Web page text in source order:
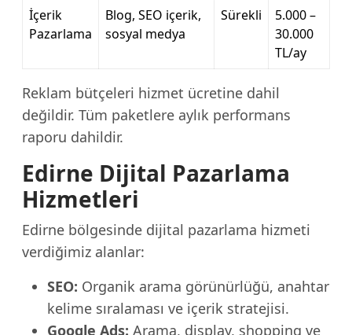
İçerik
Pazarlama
Blog, SEO içerik,
sosyal medya
Sürekli
5.000 –
30.000
TL/ay
Reklam bütçeleri hizmet ücretine dahil
değildir. Tüm paketlere aylık performans
raporu dahildir.
Edirne Dijital Pazarlama
Hizmetleri
Edirne bölgesinde dijital pazarlama hizmeti
verdiğimiz alanlar:
SEO: Organik arama görünürlüğü, anahtar
kelime sıralaması ve içerik stratejisi.
Google Ads: Arama, display, shopping ve